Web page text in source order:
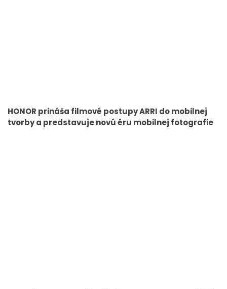
HONOR prináša filmové postupy ARRI do mobilnej
tvorby a predstavuje novú éru mobilnej fotografie